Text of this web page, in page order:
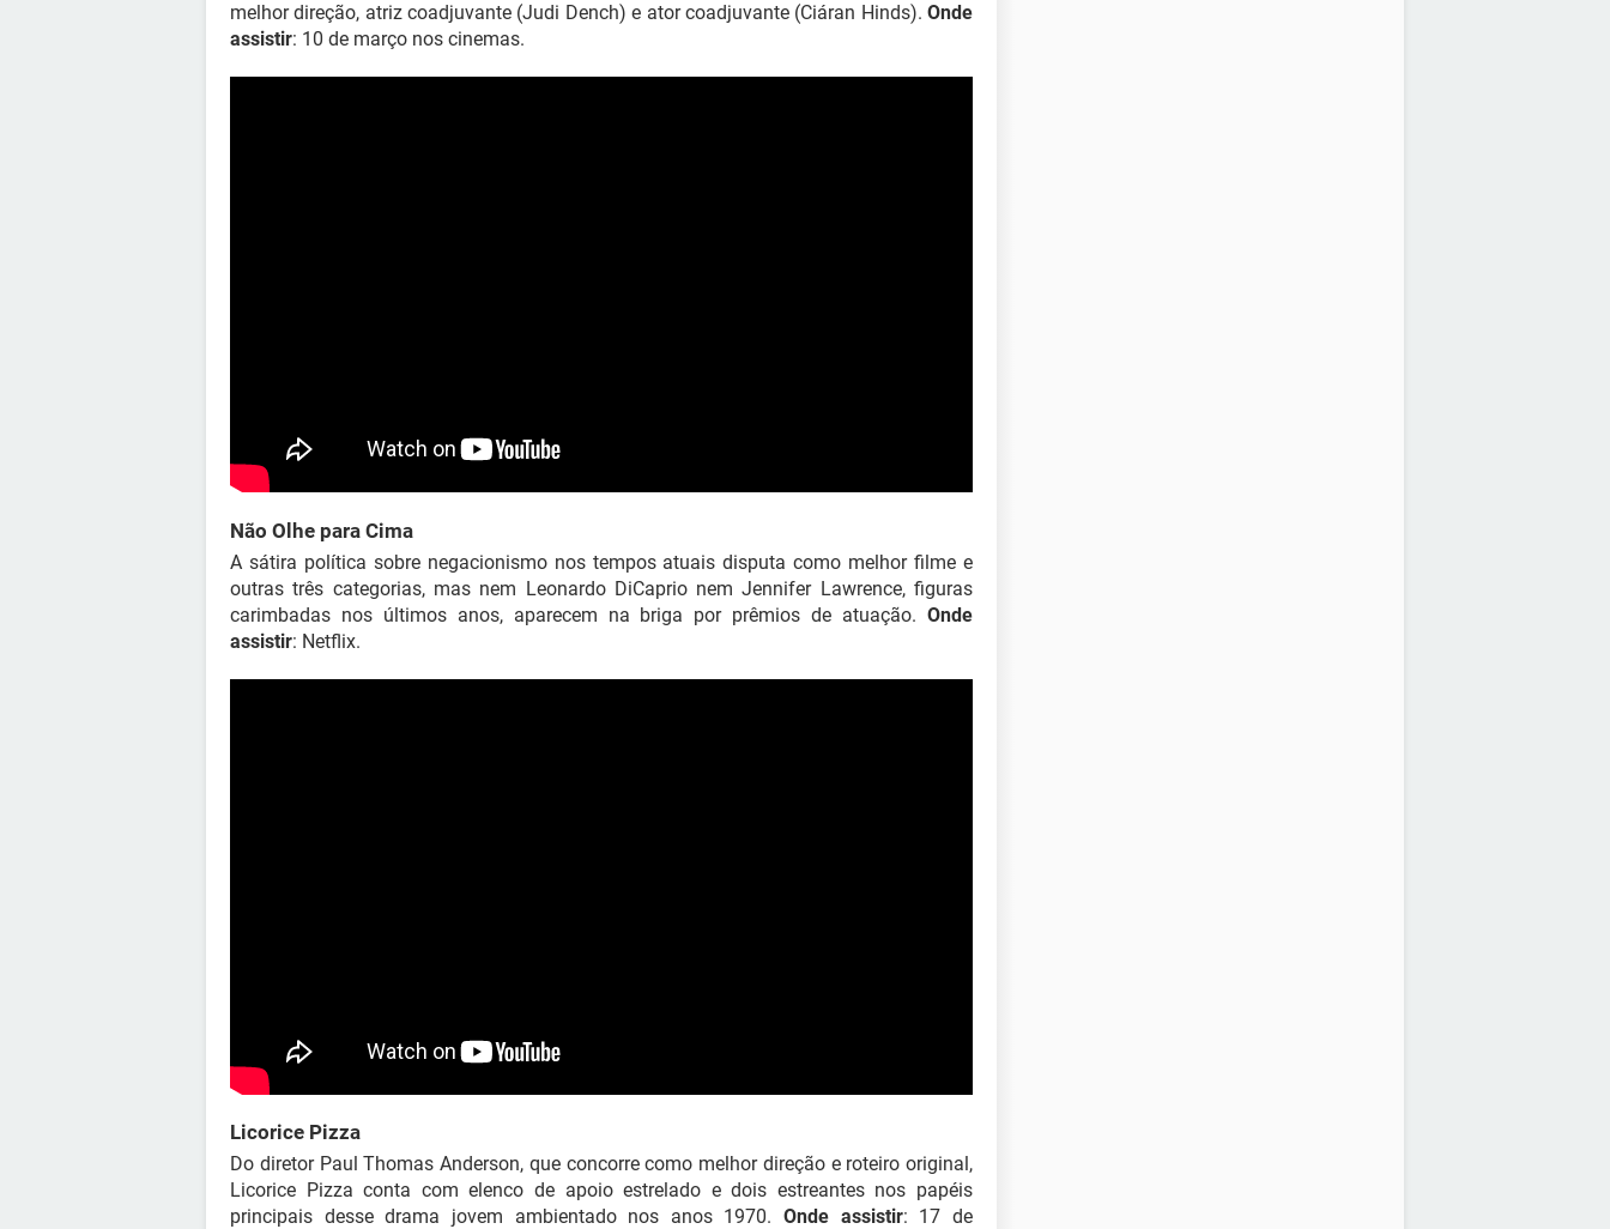
melhor direção, atriz coadjuvante (Judi Dench) e ator coadjuvante (Ciáran Hinds). Onde
assistir: 10 de março nos cinemas.
Não Olhe para Cima
A sátira política sobre negacionismo nos tempos atuais disputa como melhor filme e
outras três categorias, mas nem Leonardo DiCaprio nem Jennifer Lawrence, figuras
carimbadas nos últimos anos, aparecem na briga por prêmios de atuação. Onde
assistir: Netflix.
Licorice Pizza
Do diretor Paul Thomas Anderson, que concorre como melhor direção e roteiro original,
Licorice Pizza conta com elenco de apoio estrelado e dois estreantes nos papéis
principais desse drama jovem ambientado nos anos 1970.Onde assistir: 17 de